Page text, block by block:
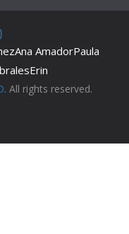
Ana AmadorPaula
Erin
. All rights reserved.